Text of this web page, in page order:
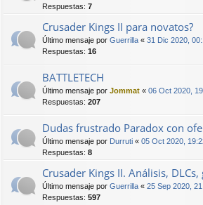
Respuestas: 7
Crusader Kings II para novatos?
Último mensaje por Guerrilla « 31 Dic 2020,
Respuestas: 16
BATTLETECH
Último mensaje por Jommat « 06 Oct 2020,
Respuestas: 207
Dudas frustrado Paradox con
Último mensaje por Durruti « 05 Oct 2020,
Respuestas: 8
Crusader Kings II. Análisis,
Último mensaje por Guerrilla « 25 Sep 2020,
Respuestas: 597